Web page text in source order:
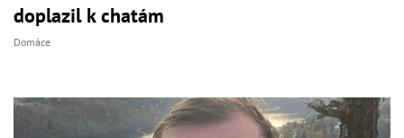
doplazil k chatám
Domáce